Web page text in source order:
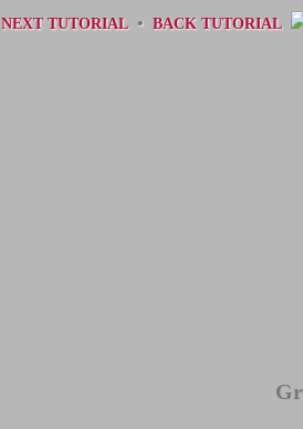
NEXT TUTORIAL • BACK TUTORIAL